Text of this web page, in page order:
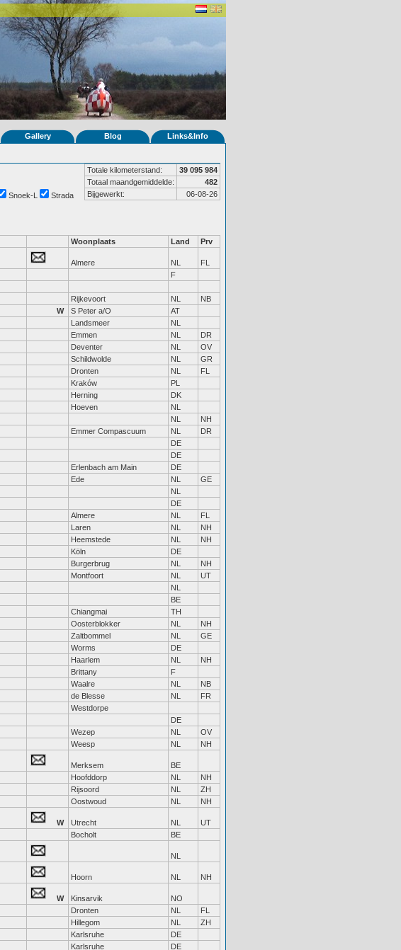
Gallery Blog Links&Info
Totale kilometerstand:
39 095 984
Totaal maandgemiddelde:
482
Bijgewerkt:
06-08-26
Snoek-L Strada
Woonplaats Land Prv
Almere NL
FL
F
Rijkevoort NL
NB
W S Peter a/O
AT
Landsmeer
NL
Emmen NL
DR
Deventer NL
OV
Schildwolde NL
GR
Dronten NL
FL
Kraków
PL
Herning
DK
Hoeven
NL
NL
NH
Emmer Compascuum NL
DR
DE
DE
Erlenbach am Main
DE
Ede NL
GE
NL
DE
Almere NL
FL
Laren NL
NH
Heemstede NL
NH
Köln
DE
Burgerbrug NL
NH
Montfoort NL
UT
NL
BE
Chiangmai
TH
Oosterblokker NL
NH
Zaltbommel NL
GE
Worms
DE
Haarlem NL
NH
Brittany
F
Waalre NL
NB
de Blesse NL
FR
Westdorpe
DE
Wezep NL
OV
Weesp NL NH
Merksem
BE
Hoofddorp NL
NH
Rijsoord NL
ZH
Oostwoud NL NH
W Utrecht NL
UT
Bocholt BE
NL
Hoorn NL NH
W Kinsarvik
NO
Dronten NL
FL
Hillegom NL
ZH
Karlsruhe
DE
Karlsruhe DE